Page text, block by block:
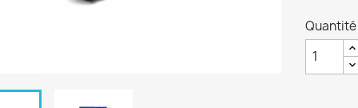
Quantité